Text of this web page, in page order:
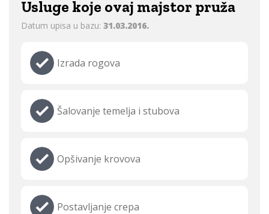
Usluge koje ovaj majstor pruža
Datum upisa u bazu: 31.03.2016.
Izrada rogova
Šalovanje temelja i stubova
Opšivanje krovova
Postavljanje crepa